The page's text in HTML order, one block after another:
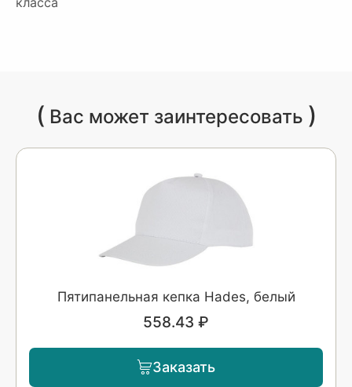
( Вас может заинтересовать )
Пятипанельная кепка Hades, белый
558.43 ₽
Заказать